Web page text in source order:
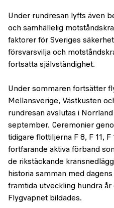
Under rundresan lyfts även
och samhällelig
faktorer för Sveriges
försvarsvilja och
fortsatta självständighet.
Under sommaren fortsätter
Mellansverige, Västkusten
rundresan avslutas i
september. Ceremonier
tidigare flottiljerna F 8, F 11, F
fortfarande aktiva förband
de rikstäckande
historia samman med
framtida utveckling hundra
Flygvapnet bildades.